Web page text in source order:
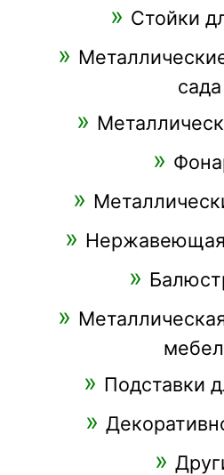
Стойки
сада
Подставки